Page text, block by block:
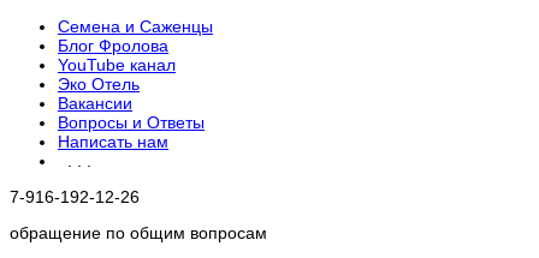
Семена и Саженцы
Блог Фролова
YouTube канал
Эко Отель
Вакансии
Вопросы и Ответы
Написать нам
7-916-192-12-26
обращение по общим вопросам